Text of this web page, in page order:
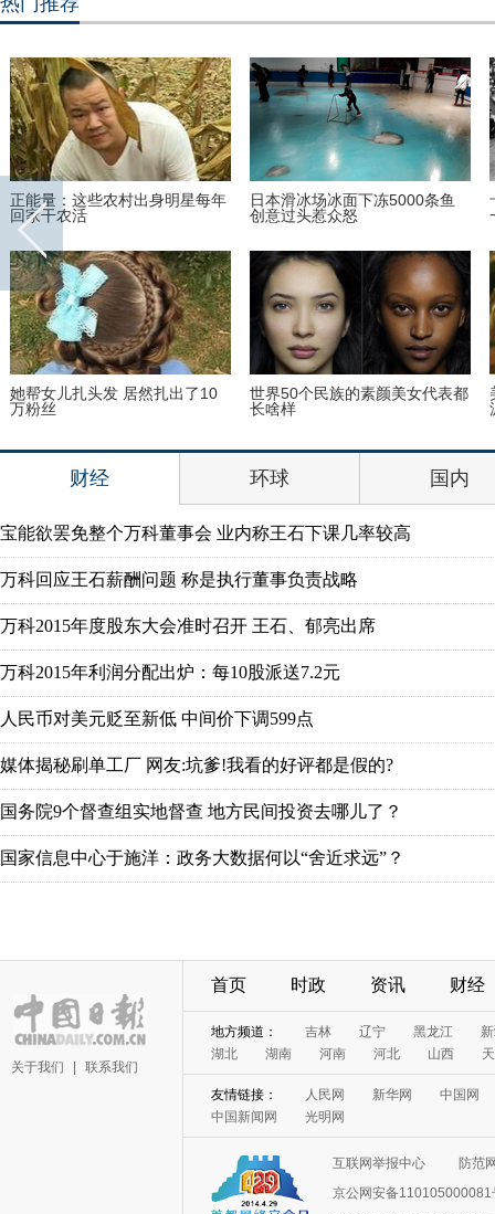
正能量：这些农村出身明星每年
回家干农活
日本滑冰场冰面下冻5000条鱼
创意过头惹众怒
她帮女儿扎头发 居然扎出了10
万粉丝
世界50个民族的素颜美女代表都
长啥样
财经 环球 国内
宝能欲罢免整个万科董事会 业内称王石下课几率较高
万科回应王石薪酬问题 称是执行董事负责战略
万科2015年度股东大会准时召开 王石、郁亮出席
万科2015年利润分配出炉：每10股派送7.2元
人民币对美元贬至新低 中间价下调599点
媒体揭秘刷单工厂 网友:坑爹!我看的好评都是假的?
国务院9个督查组实地督查 地方民间投资去哪儿了？
国家信息中心于施洋：政务大数据何以“舍近求远”？
关于我们 联系我们
首页 时政 资讯 财经
地方频道： 吉林 辽宁 黑龙江
湖北
湖南 河南 河北 山西
友情链接： 人民网 新华网
中国网
中国新闻网
光明网
互联网举报中心
防范
京公网安备110105000081